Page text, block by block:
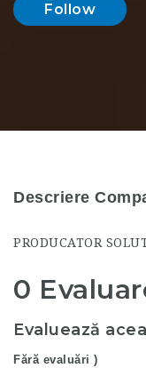
Follow
Descriere
PRODUCATOR
0
Evaluează
Fără evaluări )